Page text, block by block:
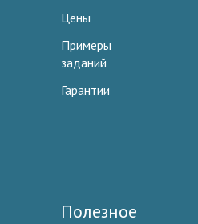
Цены
Примеры
заданий
Гарантии
Полезное